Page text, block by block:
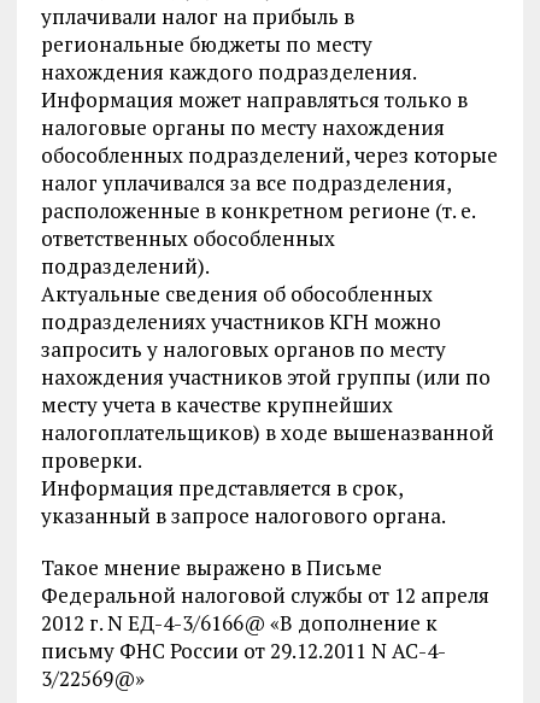
уплачивали налог на прибыль в
региональные бюджеты по месту
нахождения каждого подразделения.
Информация может направляться только в
налоговые органы по месту нахождения
обособленных подразделений, через которые
налог уплачивался за все подразделения,
расположенные в конкретном регионе (т. е.
ответственных обособленных
подразделений).
Актуальные сведения об обособленных
подразделениях участников КГН можно
запросить у налоговых органов по месту
нахождения участников этой группы (или по
месту учета в качестве крупнейших
налогоплательщиков) в ходе вышеназванной
проверки.
Информация представляется в срок,
указанный в запросе налогового органа.
Такое мнение выражено в Письме
Федеральной налоговой службы от 12 апреля
2012 г. N ЕД-4-3/6166@ «В дополнение к
письму ФНС России от 29.12.2011 N АС-4-
3/22569@»